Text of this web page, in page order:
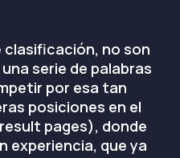
clasificación, no son
serie de palabras
por esa tan
posiciones en el
pages), donde
experiencia, que ya